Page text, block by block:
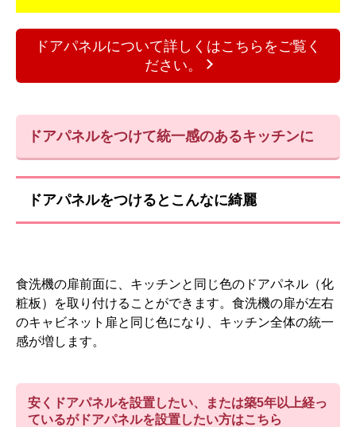
ドアパネルについて詳しくはこちらをご覧く
ださい。
ドアパネルをつけて統一感のあるキッチンに
ドアパネルをつけるとこんなに綺麗
食洗機の扉前面に、キッチンと同じ色のドアパネル（化
粧板）を取り付けることができます。食洗機の扉が左右
のキャビネット扉と同じ色になり、キッチン全体の統一
感が増します。
安くドアパネルを設置したい、または築5年以上経っ
ているがドアパネルを設置したい方はこちら